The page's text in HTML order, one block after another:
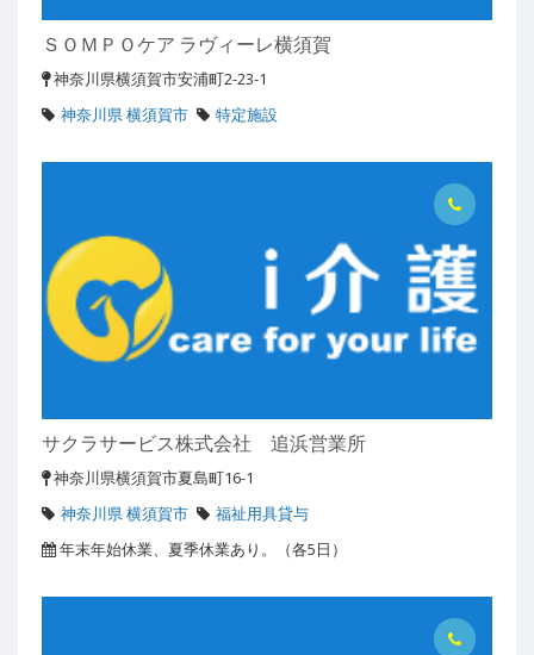
ＳＯＭＰＯケア ラヴィーレ横須賀
神奈川県横須賀市安浦町2-23-1
神奈川県 横須賀市
特定施設
サクラサービス株式会社 追浜営業所
神奈川県横須賀市夏島町16-1
神奈川県 横須賀市
福祉用具貸与
年末年始休業、夏季休業あり。（各5日）